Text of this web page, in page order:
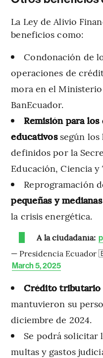
La Ley de Alivio
beneficios como:
Condonación de
operaciones de
mora en el
BanEcuador.
Remisión para
educativos según
definidos por la
Educación, Ciencia y
Reprogramación
pequeñas y
la crisis energética.
A la ciudadanía:
— Presidencia Ecuador
March 5, 2025
Crédito tributario
mantuvieron su
diciembre de 2024.
Se podrá solicitar
multas y gastos